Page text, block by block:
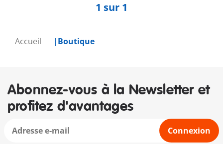
Accueil Boutique
1 sur 1
Abonnez-vous à la Newsletter et
profitez d'avantages
Connexion